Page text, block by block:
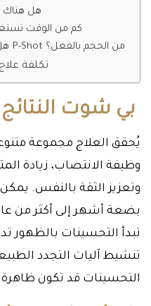
هل هناك
كم من الوقت
هل تزيد حقنة الـ P-Shot من الحجم بالفعل؟
:تكلفة
بي شوت النتائج
يُحقق العلاج مجموعة
وظيفة الانتصاب، زيادة
وتعزيز الثقة بالنفس.
بضعة أشهر إلى أكثر من
تبدأ التحسينات بالظهور
تنشيط آليات التجدد
التحسينات قد تكون ظاهرة